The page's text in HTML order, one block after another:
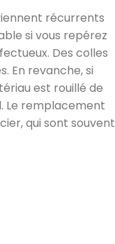
récurrents
si vous repérez
Des colles
En revanche, si
est rouillé de
Le remplacement
qui sont souvent